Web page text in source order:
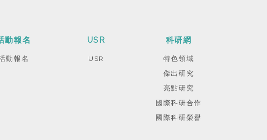
動報名
動報名
USR
USR
科研網
特色領域
傑出研究
亮點研究
國際科研合作
國際科研榮譽